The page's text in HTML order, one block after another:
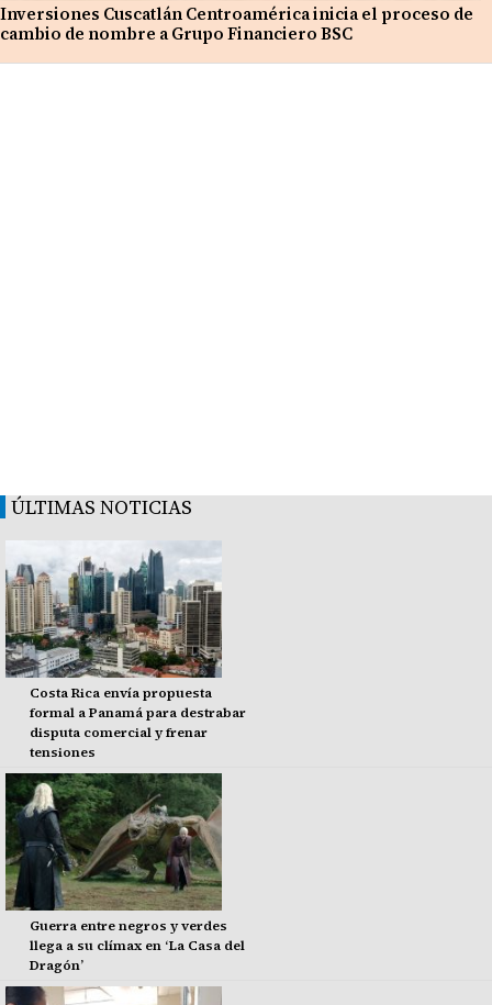
Inversiones Cuscatlán Centroamérica inicia el proceso de
cambio de nombre a Grupo Financiero BSC
ÚLTIMAS NOTICIAS
Costa Rica envía propuesta
formal a Panamá para destrabar
disputa comercial y frenar
tensiones
Guerra entre negros y verdes
llega a su clímax en ‘La Casa del
Dragón’